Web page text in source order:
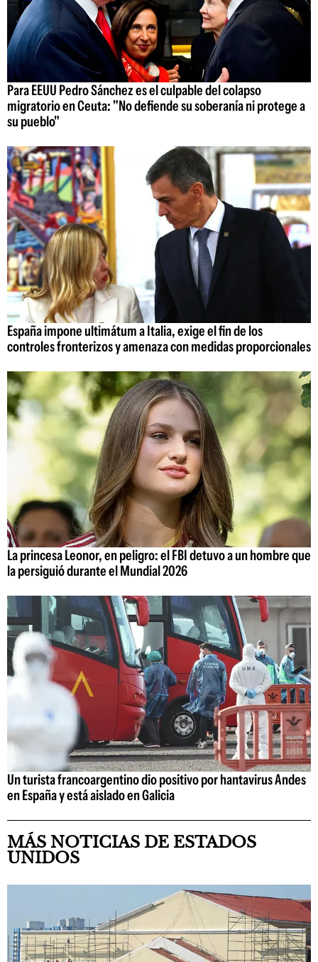
Para EEUU Pedro Sánchez es el culpable del colapso
migratorio en Ceuta: "No defiende su soberanía ni protege a
su pueblo"
España impone ultimátum a Italia, exige el fin de los
controles fronterizos y amenaza con medidas proporcionales
La princesa Leonor, en peligro: el FBI detuvo a un hombre que
la persiguió durante el Mundial 2026
Un turista francoargentino dio positivo por hantavirus Andes
en España y está aislado en Galicia
MÁS NOTICIAS DE ESTADOS
UNIDOS